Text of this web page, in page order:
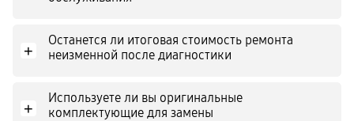
+
Останется ли итоговая стоимость ремонта
неизменной после диагностики
+
Используете ли вы оригинальные
комплектующие для замены